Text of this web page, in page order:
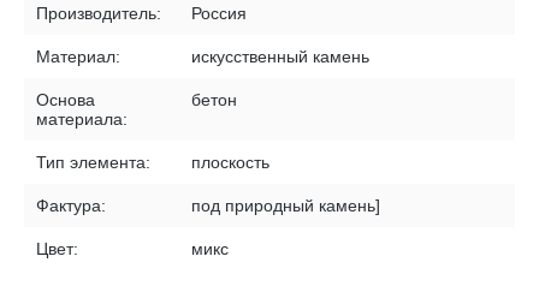
Производитель: Россия
Материал: искусственный камень
Основа
материала:
бетон
Тип элемента: плоскость
Фактура: под природный камень]
Цвет: микс